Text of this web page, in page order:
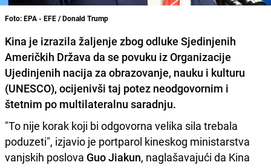
Foto: EPA - EFE / Donald Trump
Kina je izrazila žaljenje zbog odluke Sjedinjenih
Američkih Država da se povuku iz Organizacije
Ujedinjenih nacija za obrazovanje, nauku i kulturu
(UNESCO), ocijenivši taj potez neodgovornim i
štetnim po multilateralnu saradnju.
"To nije korak koji bi odgovorna velika sila trebala
poduzeti", izjavio je portparol kineskog ministarstva
vanjskih poslova Guo Jiakun, naglašavajući da Kina